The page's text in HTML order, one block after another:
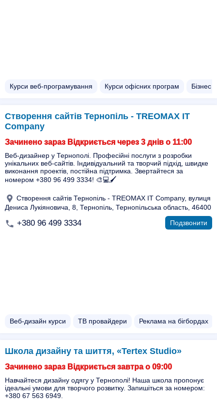
Курси веб-програмування Курси офісних програм Бізнес
Створення сайтів Тернопіль - TREOMAX IT
Company
Зачинено зараз Відкриється через 3 днів о 11:00
Веб-дизайнер у Тернополі. Професійні послуги з розробки
унікальних веб-сайтів. Індивідуальний та творчий підхід, швидке
виконання проектів, постійна підтримка. Звертайтеся за
номером +380 96 499 3334! 🎨💻🖌️
Створення сайтів Тернопіль - TREOMAX IT Company, вулиця
Дениса Лукіяновича, 8, Тернопіль, Тернопільська область, 46400
+380 96 499 3334 Подзвонити
Веб-дизайн курси ТВ провайдери Реклама на бігбордах
Школа дизайну та шиття, «Tertex Studio»
Зачинено зараз Відкриється завтра о 09:00
Навчайтеся дизайну одягу у Тернополі! Наша школа пропонує
ідеальні умови для творчого розвитку. Запишіться за номером:
+380 67 563 6949.